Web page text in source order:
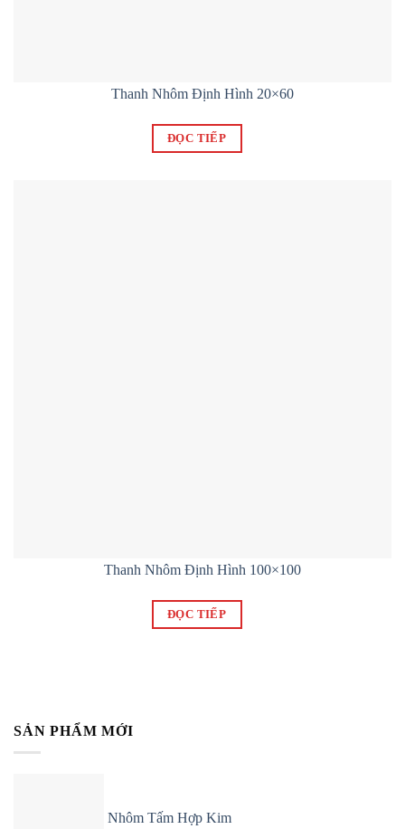
Thanh Nhôm Định Hình 20×60
ĐỌC TIẾP
Thanh Nhôm Định Hình 100×100
ĐỌC TIẾP
SẢN PHẨM MỚI
Nhôm Tấm Hợp Kim